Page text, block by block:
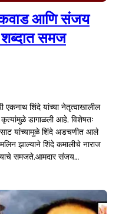
आणि संजय
समज
एकनाथ शिंदे यांच्या नेतृत्वाखालील
कृत्यांमुळे डागाळली आहे. विशेषतः
यांच्यामुळे शिंदे अडचणीत आले
मलिन झाल्याने शिंदे कमालीचे नाराज
समजते.आमदार संजय…